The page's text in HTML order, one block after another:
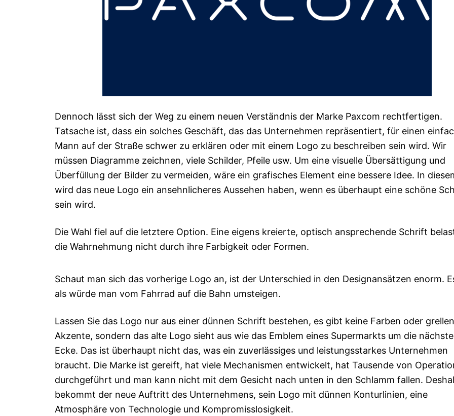
Dennoch lässt sich der Weg zu einem neuen Verständnis der Marke Paxcom rechtfertigen.
Tatsache ist, dass ein solches Geschäft, das das Unternehmen repräsentiert, für einen
Mann auf der Straße schwer zu erklären oder mit einem Logo zu beschreiben sein wird. Wir
müssen Diagramme zeichnen, viele Schilder, Pfeile usw. Um eine visuelle Übersättigung und
Überfüllung der Bilder zu vermeiden, wäre ein grafisches Element eine bessere Idee. In
wird das neue Logo ein ansehnlicheres Aussehen haben, wenn es überhaupt eine schöne
sein wird.
Die Wahl fiel auf die letztere Option. Eine eigens kreierte, optisch ansprechende Schrift
die Wahrnehmung nicht durch ihre Farbigkeit oder Formen.
Schaut man sich das vorherige Logo an, ist der Unterschied in den Designansätzen enorm.
als würde man vom Fahrrad auf die Bahn umsteigen.
Lassen Sie das Logo nur aus einer dünnen Schrift bestehen, es gibt keine Farben oder grellen
Akzente, sondern das alte Logo sieht aus wie das Emblem eines Supermarkts um die nächste
Ecke. Das ist überhaupt nicht das, was ein zuverlässiges und leistungsstarkes Unternehmen
braucht. Die Marke ist gereift, hat viele Mechanismen entwickelt, hat Tausende von
durchgeführt und man kann nicht mit dem Gesicht nach unten in den Schlamm fallen.
bekommt der neue Auftritt des Unternehmens, sein Logo mit dünnen Konturlinien, eine
Atmosphäre von Technologie und Kompromisslosigkeit.